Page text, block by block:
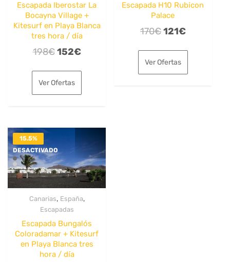
Escapada Iberostar La
Bocayna Village +
Kitesurf en Playa Blanca
tres hora / día
198€ El
original
era:
152€El
es:
Ver Ofertas
Escapada H10 Rubicon
Palace
170€El
original
era:
121€El
es:
Ver Ofertas
15.5%
DESACTIVADO
Canarias, España,
Escapadas
Escapada Bungalós
Coloradamar + Kitesurf
en Playa Blanca tres
hora / día